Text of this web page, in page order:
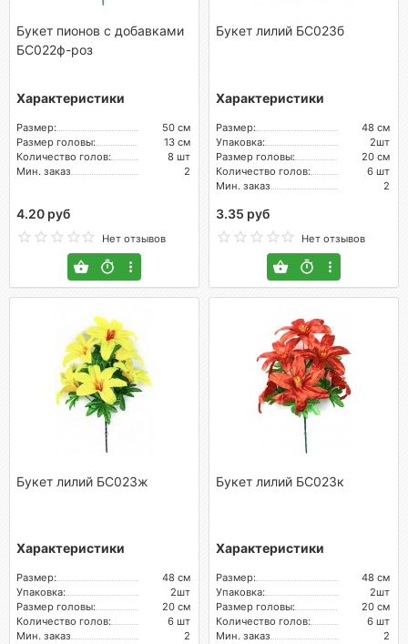
Букет пионов с добавками
БС022ф-роз
Характеристики
Размер:
50 см
Размер головы:
13 см
Количество голов:
8 шт
Мин. заказ
2
4.20 руб
Нет отзывов
Букет лилий БС023б
Характеристики
Размер:
48 см
Упаковка:
2шт
Размер головы:
20 см
Количество голов:
6 шт
Мин. заказ
2
3.35 руб
Нет отзывов
Букет лилий БС023ж
Характеристики
Размер:
48 см
Упаковка:
2шт
Размер головы:
20 см
Количество голов:
6 шт
Мин. заказ
2
Букет лилий БС023к
Характеристики
Размер:
48 см
Упаковка:
2шт
Размер головы:
20 см
Количество голов:
6 шт
Мин. заказ
2